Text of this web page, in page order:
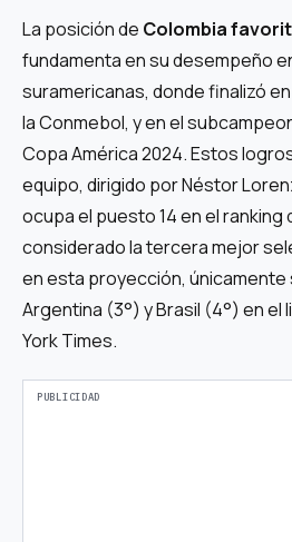
La posición de Colombia
fundamenta en su desempeño
suramericanas, donde finalizó
la Conmebol, y en el
Copa América 2024. Estos
equipo, dirigido por Néstor
ocupa el puesto 14 en el ranking
considerado la tercera mejor
en esta proyección,
Argentina (3°) y Brasil (4°) en el
York Times.